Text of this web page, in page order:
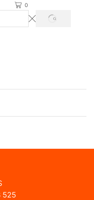
0
PROCURAR
525